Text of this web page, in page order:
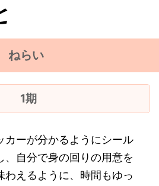
ねらい
1期
カーが分かるようにシール
、自分で身の回りの用意を
わえるように、時間もゆっ